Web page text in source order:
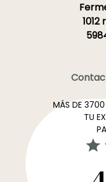
MÁS DE 3700
TU